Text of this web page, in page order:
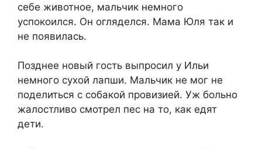
себе животное, мальчик немного
успокоился. Он огляделся. Мама Юля так и
не появилась.
Позднее новый гость выпросил у Ильи
немного сухой лапши. Мальчик не мог не
поделиться с собакой провизией. Уж больно
жалостливо смотрел пес на то, как едят
дети.